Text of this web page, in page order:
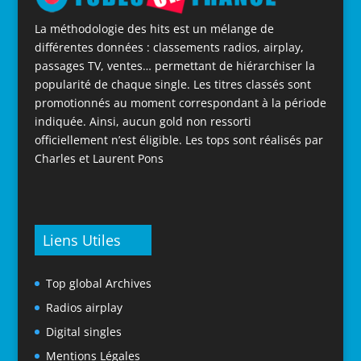
La méthodologie des hits est un mélange de
différentes données : classements radios, airplay,
passages TV, ventes… permettant de hiérarchiser la
popularité de chaque single. Les titres classés sont
promotionnés au moment correspondant à la période
indiquée. Ainsi, aucun gold non ressorti
officiellement n’est éligible. Les tops sont réalisés par
Charles et Laurent Pons
Liens Utiles
Top global Archives
Radios airplay
Digital singles
Mentions Légales